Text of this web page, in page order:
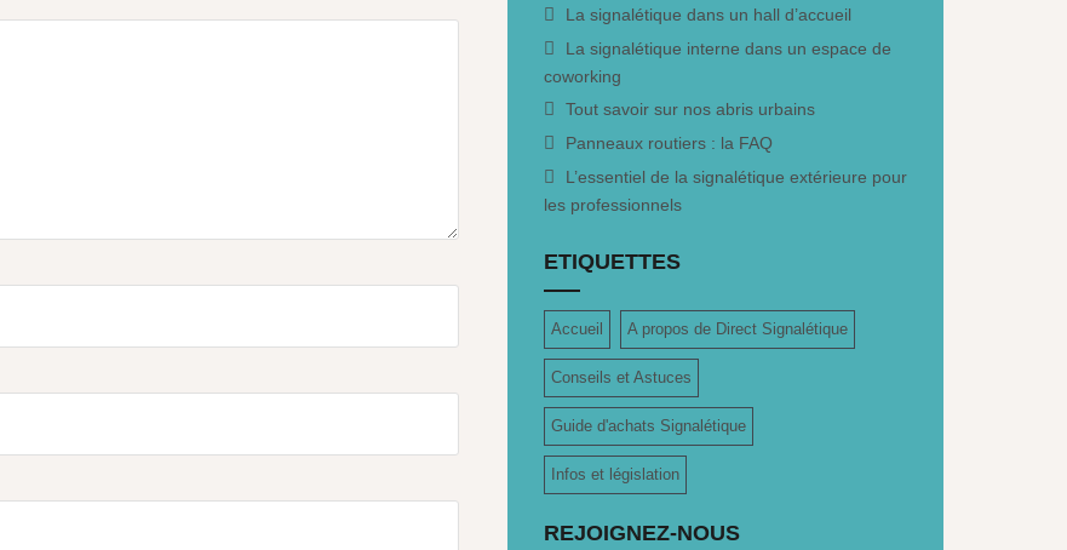
La signalétique dans un hall d’accueil
La signalétique interne dans un espace de
coworking
Tout savoir sur nos abris urbains
Panneaux routiers : la FAQ
L’essentiel de la signalétique extérieure pour
les professionnels
ETIQUETTES
Accueil A propos de Direct Signalétique
Conseils et Astuces
Guide d'achats Signalétique
Infos et législation
REJOIGNEZ-NOUS